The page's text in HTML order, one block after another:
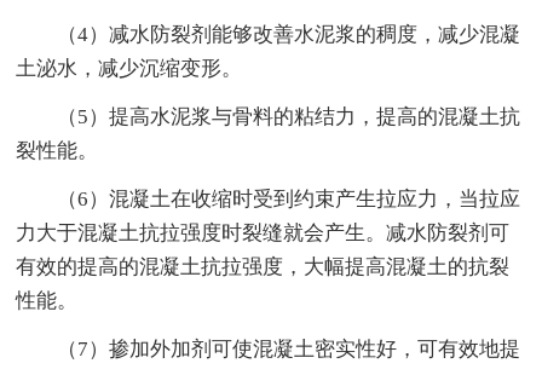
（4）减水防裂剂能够改善水泥浆的稠度，减少混凝
土泌水，减少沉缩变形。
（5）提高水泥浆与骨料的粘结力，提高的混凝土抗
裂性能。
（6）混凝土在收缩时受到约束产生拉应力，当拉应
力大于混凝土抗拉强度时裂缝就会产生。减水防裂剂可
有效的提高的混凝土抗拉强度，大幅提高混凝土的抗裂
性能。
（7）掺加外加剂可使混凝土密实性好，可有效地提